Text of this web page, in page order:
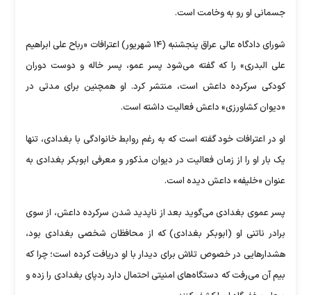
جسمانی او رو به وخامت است.
شورای دادگاه عالی عراق پنجشنبه (۱۴ شهریور) اعترافات «رباح علی ابراهیم
علی البدری» را که گفته می‌شود پسر عمو، پسر خاله و دوست دوران
کودکی سرکرده داعش است، منتشر کرد. او همچنین برای مدتی در
«دیوان کشاورزی» داعش فعالیت داشته است.
او در اعترافات خود گفته است که به رغم روابط خانوادگی با بغدادی، تنها
یک بار او را از زمان فعالیت در دیوان مذکور و معرفی ابوبکر بغدادی به
عنوان «خلیفه» داعش دیده است.
پسر عموی بغدادی می‌گوید بعد از ناپدید شدن سرکرده داعش، از سوی
برادر ناتنی او (ابوبکر بغدادی) که از محافظان شخصی بغدادی بود،
هشدارهایی در خصوص تلاش برای دیدار با او دریافت کرده است؛ چرا که
بیم آن می‌رفت که دستگاه‌های امنیتی احتمال دارد ردپای بغدادی را زده و